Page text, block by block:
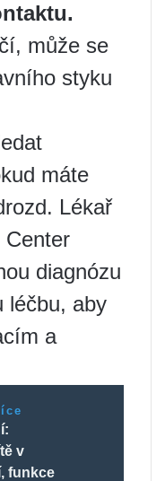
může se
styku
máte
Lékař
Center
diagnózu
léčbu, aby
a
v
funkce